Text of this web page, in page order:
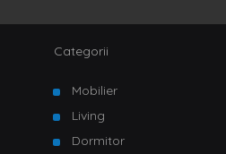
Categorii
Mobilier
Living
Dormitor